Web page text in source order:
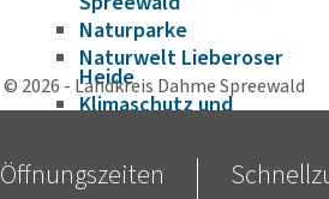
Naturparke
Naturwelt Lieberoser
Heide
Klimaschutz und
Kultur
© 2026 - Landkreis Dahme Spreewald
Öffnungszeiten